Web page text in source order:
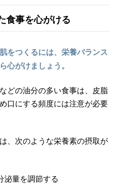
食事を心がける
をつくるには、栄養バランス
心がけましょう。
どの油分の多い食事は、皮脂
口にする頻度には注意が必要
、次のような栄養素の摂取が
泌量を調節する